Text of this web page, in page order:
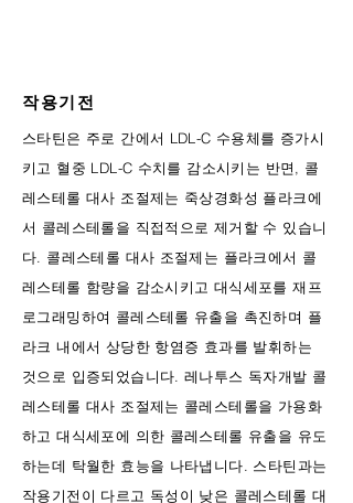
작용기전
스타틴은 주로 간에서 LDL-C 수용체를 증가시
키고 혈중 LDL-C 수치를 감소시키는 반면, 콜
레스테롤 대사 조절제는 죽상경화성 플라크에
서 콜레스테롤을 직접적으로 제거할 수 있습니
다. 콜레스테롤 대사 조절제는 플라크에서 콜
레스테롤 함량을 감소시키고 대식세포를 재프
로그래밍하여 콜레스테롤 유출을 촉진하며 플
라크 내에서 상당한 항염증 효과를 발휘하는
것으로 입증되었습니다. 레나투스 독자개발 콜
레스테롤 대사 조절제는 콜레스테롤을 가용화
하고 대식세포에 의한 콜레스테롤 유출을 유도
하는데 탁월한 효능을 나타냅니다. 스타틴과는
작용기전이 다르고 독성이 낮은 콜레스테롤 대